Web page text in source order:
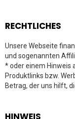
RECHTLICHES
Unsere Webseite
und sogenannten
* oder einem Hinweis
Produktlinks bzw.
Betrag, der uns hilft,
HINWEIS